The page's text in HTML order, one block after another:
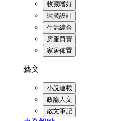
收藏嗜好
裝潢設計
生活綜合
房產買賣
家居佈置
藝文
小說連載
政論人文
散文筆記